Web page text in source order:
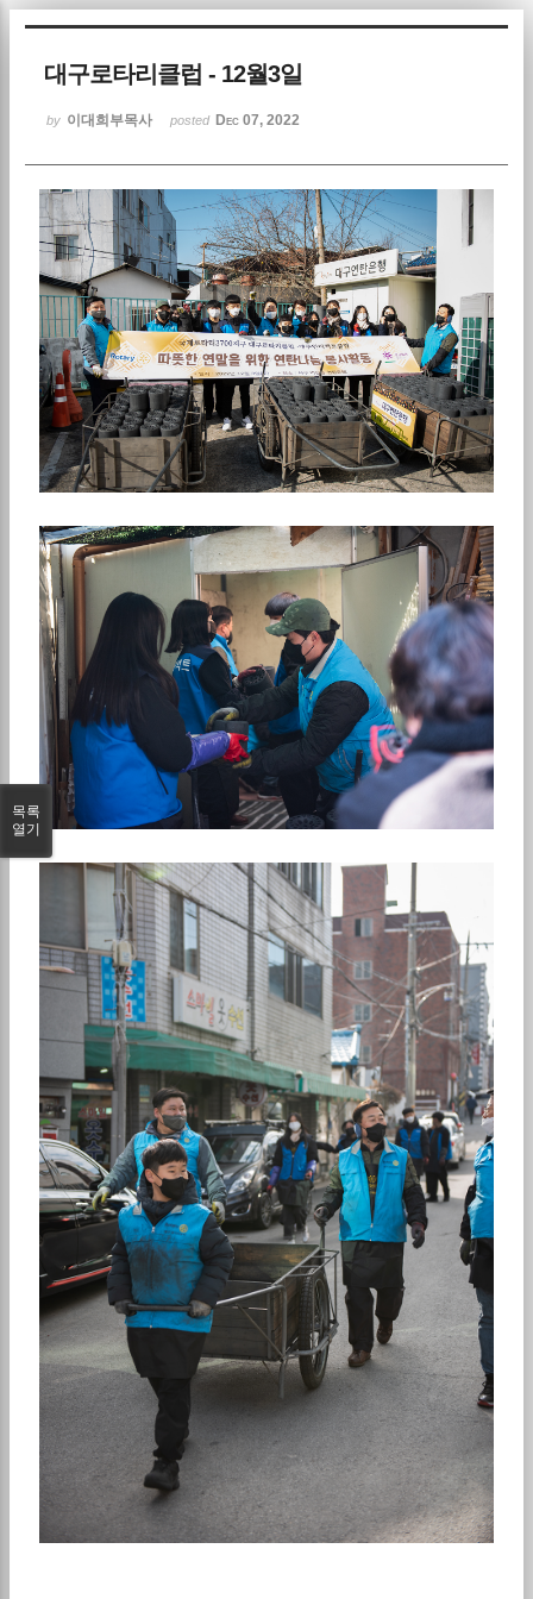
대구로타리클럽 - 12월3일
by 이대희부목사 posted Dec 07, 2022
목록
열기
Sketchbook5, 스케치북5
Sketchbook5, 스케치북5